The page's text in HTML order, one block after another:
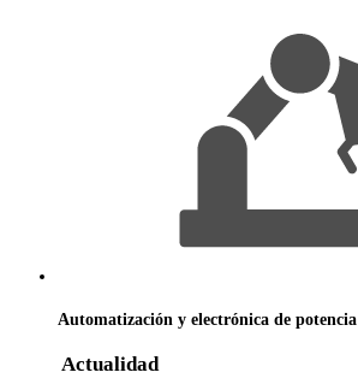
Automatización y electrónica de potencia
Actualidad